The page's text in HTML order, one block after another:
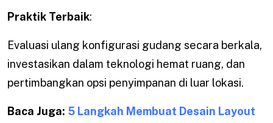
Praktik Terbaik:
Evaluasi ulang konfigurasi gudang secara berkala,
investasikan dalam teknologi hemat ruang, dan
pertimbangkan opsi penyimpanan di luar lokasi.
Baca Juga: 5 Langkah Membuat Desain Layout